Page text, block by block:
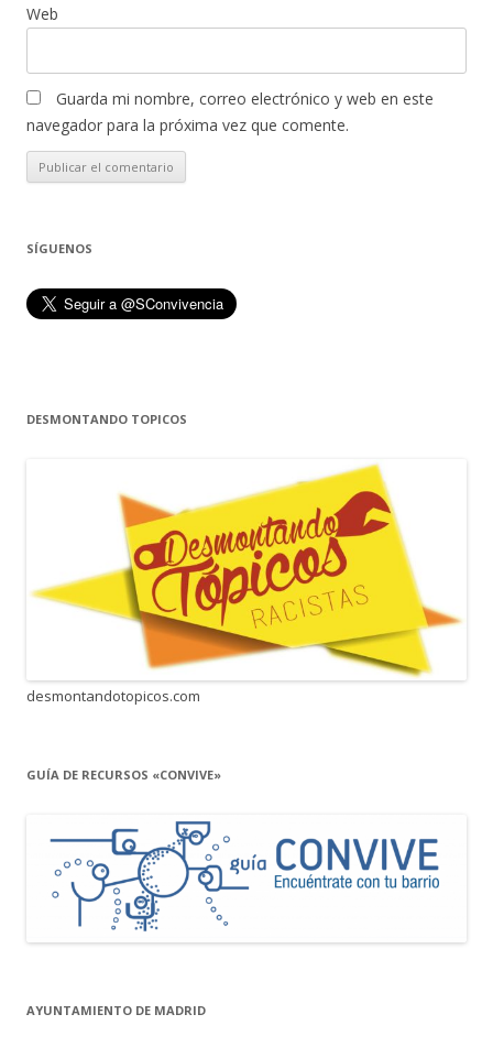
Web
Guarda mi nombre, correo electrónico y web en este
navegador para la próxima vez que comente.
SÍGUENOS
DESMONTANDO TOPICOS
desmontandotopicos.com
GUÍA DE RECURSOS «CONVIVE»
AYUNTAMIENTO DE MADRID